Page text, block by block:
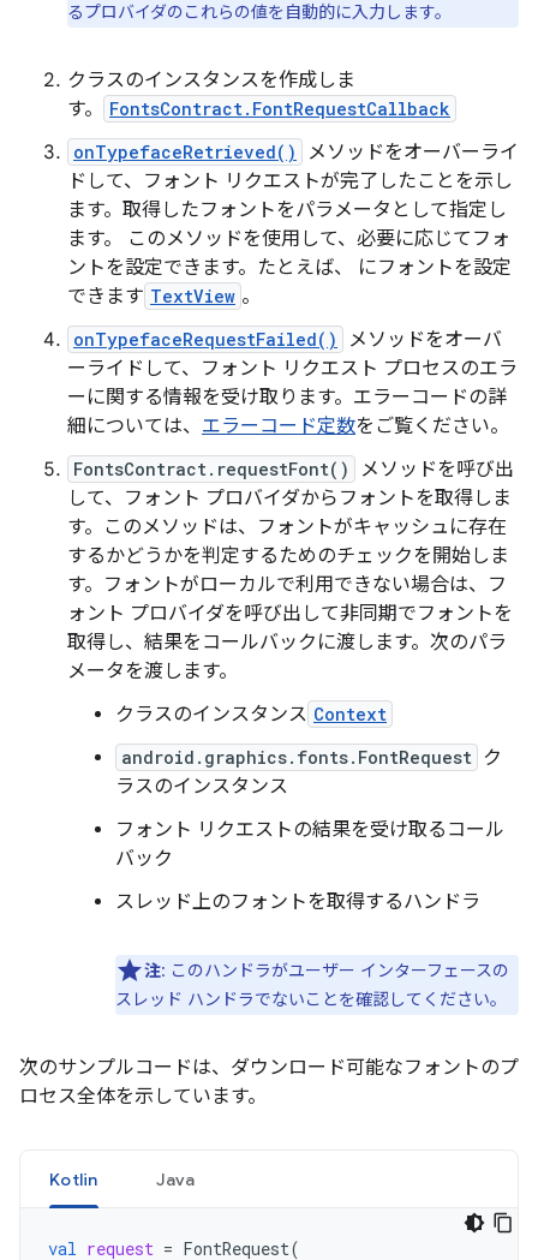
るプロバイダのこれらの値を自動的に入力します。
クラスのインスタンスを作成しま
す。
FontsContract.FontRequestCallback
onTypefaceRetrieved()
メソッドをオーバーライ
ドして、フォント リクエストが完了したことを示し
ます。取得したフォントをパラメータとして指定し
ます。 このメソッドを使用して、必要に応じてフォ
ントを設定できます。たとえば、 にフォントを設定
できます TextView 。
onTypefaceRequestFailed()
メソッドをオーバ
ーライドして、フォント リクエスト プロセスのエラ
ーに関する情報を受け取ります。エラーコードの詳
細については、 エラーコード定数をご覧ください。
FontsContract.requestFont()
メソッドを呼び出
して、フォント プロバイダからフォントを取得しま
す。このメソッドは、フォントがキャッシュに存在
するかどうかを判定するためのチェックを開始しま
す。フォントがローカルで利用できない場合は、フ
ォント プロバイダを呼び出して非同期でフォントを
取得し、結果をコールバックに渡します。次のパラ
メータを渡します。
クラスのインスタンス Context
android.graphics.fonts.FontRequest ク
ラスのインスタンス
フォント リクエストの結果を受け取るコール
バック
スレッド上のフォントを取得するハンドラ
注: このハンドラがユーザー インターフェースの
スレッド ハンドラでないことを確認してください。
次のサンプルコードは、ダウンロード可能なフォントのプ
ロセス全体を示しています。
Kotlin Java
val request = FontRequest(